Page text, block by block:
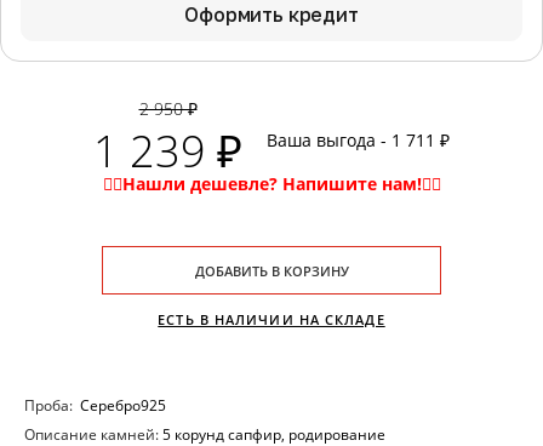
2 950 ₽
1 239 ₽ Ваша выгода - 1 711 ₽
Оформить кредит
ДОБАВИТЬ В КОРЗИНУ
ЕСТЬ В НАЛИЧИИ НА СКЛАДЕ
Проба: Серебро925
Описание камней:5 корунд сапфир, родирование